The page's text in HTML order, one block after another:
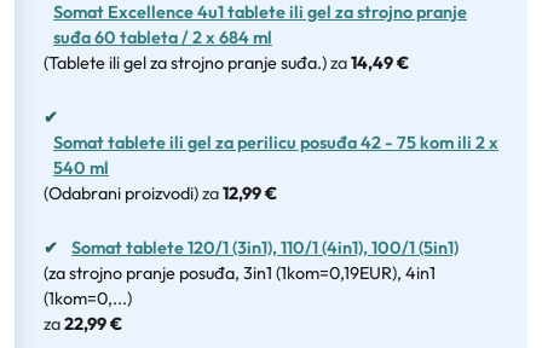
Somat Excellence 4u1 tablete ili gel za strojno pranje
suđa 60 tableta / 2 x 684 ml
(Tablete ili gel za strojno pranje suđa.)za14,49 €
✔
Somat tablete ili gel za perilicu posuđa 42 - 75 kom ili 2 x
540 ml
(Odabrani proizvodi)za12,99 €
✔
Somat tablete 120/1 (3in1), 110/1 (4in1), 100/1 (5in1)
(za strojno pranje posuđa, 3in1 (1kom=0,19EUR), 4in1
(1kom=0,...)
za22,99 €